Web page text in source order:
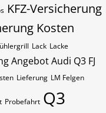
KFZ-Versicherung
Kosten
Lack Lacke
Angebot Audi Q3 FJ
Lieferung LM Felgen
Probefahrt Q3